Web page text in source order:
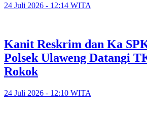
24 Juli 2026 - 12:14 WITA
Kanit Reskrim dan Ka
Polsek Ulaweng Datangi
Rokok
24 Juli 2026 - 12:10 WITA